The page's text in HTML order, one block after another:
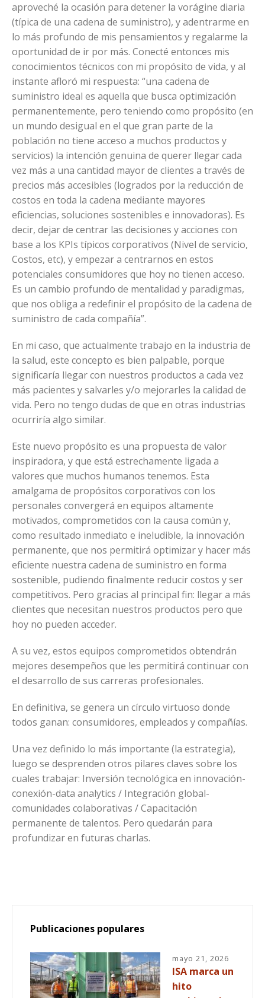
aproveché la ocasión para detener la vorágine diaria
(típica de una cadena de suministro), y adentrarme en
lo más profundo de mis pensamientos y regalarme la
oportunidad de ir por más. Conecté entonces mis
conocimientos técnicos con mi propósito de vida, y al
instante afloró mi respuesta: “una cadena de
suministro ideal es aquella que busca optimización
permanentemente, pero teniendo como propósito (en
un mundo desigual en el que gran parte de la
población no tiene acceso a muchos productos y
servicios) la intención genuina de querer llegar cada
vez más a una cantidad mayor de clientes a través de
precios más accesibles (logrados por la reducción de
costos en toda la cadena mediante mayores
eficiencias, soluciones sostenibles e innovadoras). Es
decir, dejar de centrar las decisiones y acciones con
base a los KPIs típicos corporativos (Nivel de servicio,
Costos, etc), y empezar a centrarnos en estos
potenciales consumidores que hoy no tienen acceso.
Es un cambio profundo de mentalidad y paradigmas,
que nos obliga a redefinir el propósito de la cadena de
suministro de cada compañía”.
En mi caso, que actualmente trabajo en la industria de
la salud, este concepto es bien palpable, porque
significaría llegar con nuestros productos a cada vez
más pacientes y salvarles y/o mejorarles la calidad de
vida. Pero no tengo dudas de que en otras industrias
ocurriría algo similar.
Este nuevo propósito es una propuesta de valor
inspiradora, y que está estrechamente ligada a
valores que muchos humanos tenemos. Esta
amalgama de propósitos corporativos con los
personales convergerá en equipos altamente
motivados, comprometidos con la causa común y,
como resultado inmediato e ineludible, la innovación
permanente, que nos permitirá optimizar y hacer más
eficiente nuestra cadena de suministro en forma
sostenible, pudiendo finalmente reducir costos y ser
competitivos. Pero gracias al principal fin: llegar a más
clientes que necesitan nuestros productos pero que
hoy no pueden acceder.
A su vez, estos equipos comprometidos obtendrán
mejores desempeños que les permitirá continuar con
el desarrollo de sus carreras profesionales.
En definitiva, se genera un círculo virtuoso donde
todos ganan: consumidores, empleados y compañías.
Una vez definido lo más importante (la estrategia),
luego se desprenden otros pilares claves sobre los
cuales trabajar: Inversión tecnológica en innovación-
conexión-data analytics / Integración global-
comunidades colaborativas / Capacitación
permanente de talentos. Pero quedarán para
profundizar en futuras charlas.
Publicaciones populares
mayo 21, 2026
ISA marca un
hito